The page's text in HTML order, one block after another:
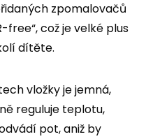
zpomalovačů
free“, což je velké plus
dítěte.
vložky je jemná,
reguluje teplotu,
pot, aniž by